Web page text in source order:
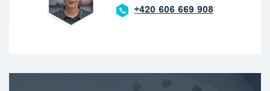
+420 606 669 908